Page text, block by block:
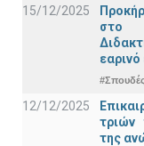
15/12/2025
στο
#Σπουδές
12/12/2025
τριών
της